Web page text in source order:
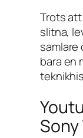
Trots
slitna,
bara en
Sony